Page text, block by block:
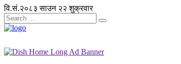
वि.सं.२०८३ साउन २२ शुक्रवार